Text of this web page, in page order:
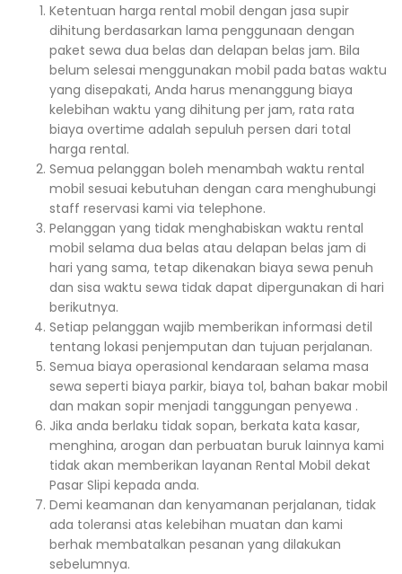
Ketentuan harga rental mobil dengan jasa supir
dihitung berdasarkan lama penggunaan dengan
paket sewa dua belas dan delapan belas jam. Bila
belum selesai menggunakan mobil pada batas waktu
yang disepakati, Anda harus menanggung biaya
kelebihan waktu yang dihitung per jam, rata rata
biaya overtime adalah sepuluh persen dari total
harga rental.
Semua pelanggan boleh menambah waktu rental
mobil sesuai kebutuhan dengan cara menghubungi
staff reservasi kami via telephone.
Pelanggan yang tidak menghabiskan waktu rental
mobil selama dua belas atau delapan belas jam di
hari yang sama, tetap dikenakan biaya sewa penuh
dan sisa waktu sewa tidak dapat dipergunakan di hari
berikutnya.
Setiap pelanggan wajib memberikan informasi detil
tentang lokasi penjemputan dan tujuan perjalanan.
Semua biaya operasional kendaraan selama masa
sewa seperti biaya parkir, biaya tol, bahan bakar mobil
dan makan sopir menjadi tanggungan penyewa .
Jika anda berlaku tidak sopan, berkata kata kasar,
menghina, arogan dan perbuatan buruk lainnya kami
tidak akan memberikan layanan Rental Mobil dekat
Pasar Slipi kepada anda.
Demi keamanan dan kenyamanan perjalanan, tidak
ada toleransi atas kelebihan muatan dan kami
berhak membatalkan pesanan yang dilakukan
sebelumnya.